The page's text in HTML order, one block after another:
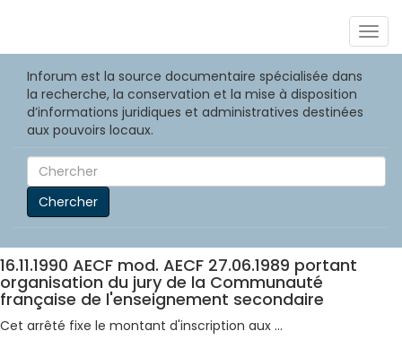
Inforum est la source documentaire spécialisée dans
la recherche, la conservation et la mise à disposition
d’informations juridiques et administratives destinées
aux pouvoirs locaux.
Chercher
16.11.1990 AECF mod. AECF 27.06.1989 portant
organisation du jury de la Communauté
française de l'enseignement secondaire
Cet arrêté fixe le montant d'inscription aux ...